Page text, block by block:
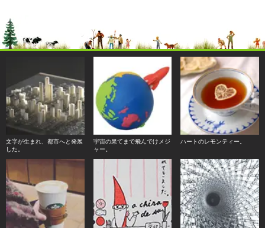
文字が生まれ、都市へと発展
した。
宇宙の果てまで飛んでけメジ
ャー。
ハートのレモンティー。